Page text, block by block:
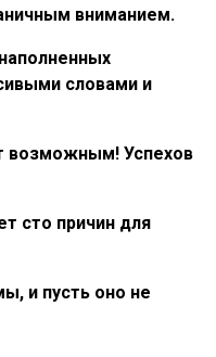
вниманием.
словами и
возможным! Успехов
сто причин для
и пусть оно не